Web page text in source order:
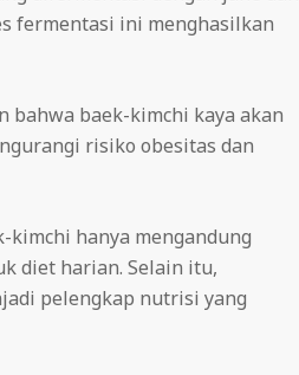
fermentasi ini menghasilkan
bahwa baek-kimchi kaya akan
risiko obesitas dan
hanya mengandung
diet harian. Selain itu,
pelengkap nutrisi yang